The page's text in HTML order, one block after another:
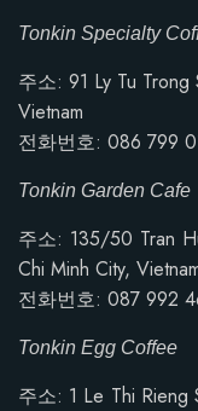
Tonkin Specialty
주소: 91 Ly Tu
Vietnam
전화번호: 086 799
Tonkin Garden Cafe
주소: 135/50 Tran
Chi Minh City,
전화번호: 087 992
Tonkin Egg Coffee
주소: 1 Le Thi Rieng